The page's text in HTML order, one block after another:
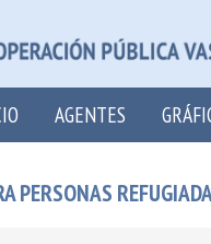
AGENTES
PERSONAS